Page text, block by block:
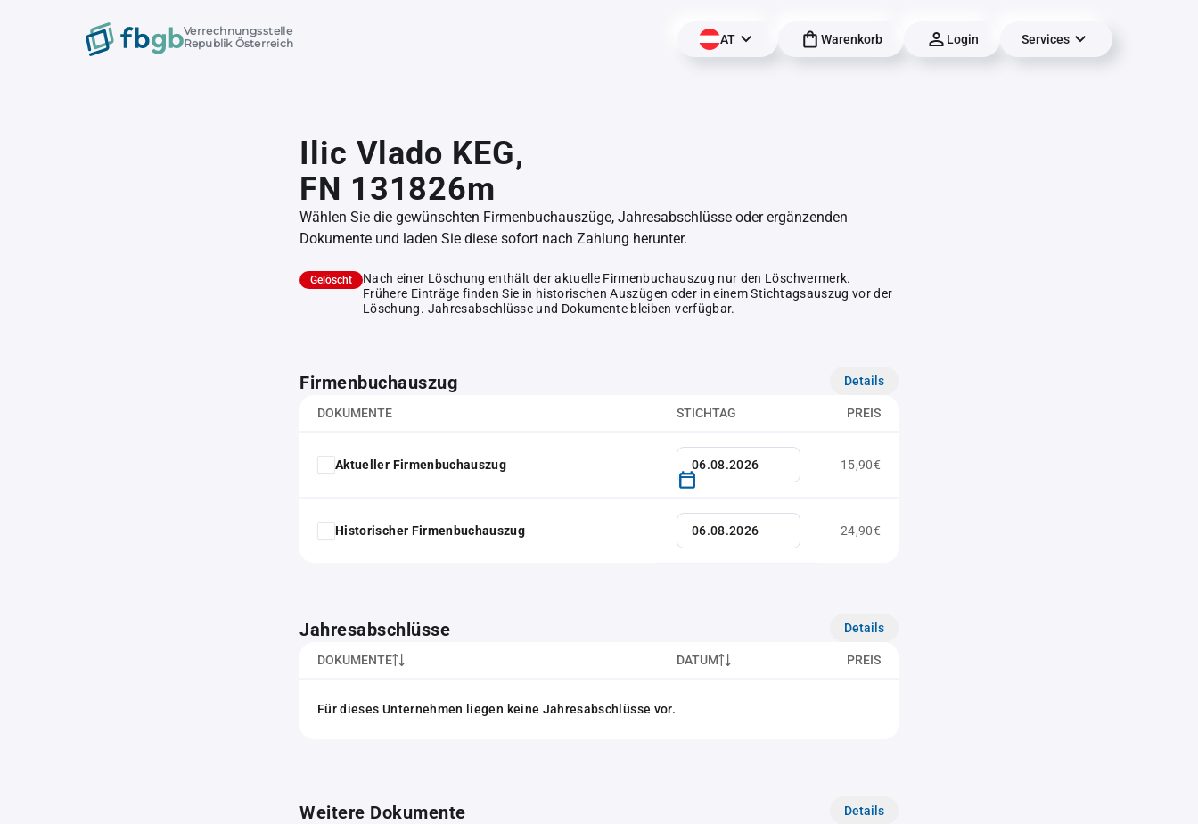
Verrechnungsstelle
Republik Österreich
AT Warenkorb Login Services
Ilic Vlado KEG,
FN 131826m
Wählen Sie die gewünschten Firmenbuchauszüge, Jahresabschlüsse oder ergänzenden
Dokumente und laden Sie diese sofort nach Zahlung herunter.
Gelöscht
Nach einer Löschung enthält der aktuelle Firmenbuchauszug nur den Löschvermerk.
Frühere Einträge finden Sie in historischen Auszügen oder in einem Stichtagsauszug vor der
Löschung. Jahresabschlüsse und Dokumente bleiben verfügbar.
Firmenbuchauszug Details
DOKUMENTE STICHTAG PREIS
Aktueller Firmenbuchauszug 15,90€
Historischer Firmenbuchauszug 24,90€
Jahresabschlüsse Details
DOKUMENTE DATUM PREIS
Für dieses Unternehmen liegen keine Jahresabschlüsse vor.
Weitere Dokumente Details